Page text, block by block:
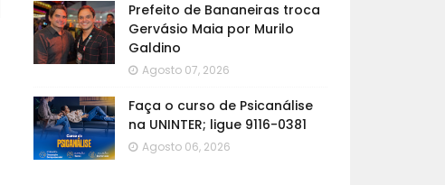
Prefeito de Bananeiras troca
Gervásio Maia por Murilo
Galdino
Agosto 07, 2026
Faça o curso de Psicanálise
na UNINTER; ligue 9116-0381
Agosto 06, 2026